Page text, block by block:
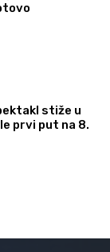
stiže u
prvi put na 8.